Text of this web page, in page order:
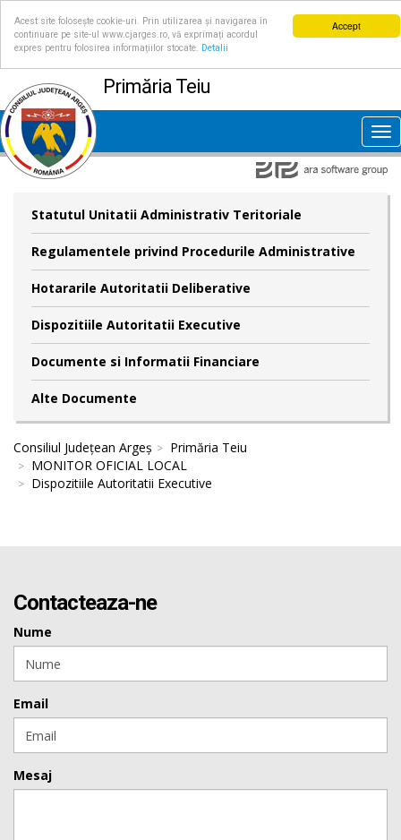
Accept
Acest site folosește cookie-uri. Prin utilizarea și navigarea în
continuare pe site-ul www.cjarges.ro, vă exprimați acordul
expres pentru folosirea informațiilor stocate.
Detalii
Primăria Teiu
Statutul Unitatii Administrativ Teritoriale
Regulamentele privind Procedurile Administrative
Hotararile Autoritatii Deliberative
Dispozitiile Autoritatii Executive
Documente si Informatii Financiare
Alte Documente
Consiliul Județean Argeș
Primăria Teiu
MONITOR OFICIAL LOCAL
Dispozitiile Autoritatii Executive
Contacteaza-ne
Nume
Email
Mesaj